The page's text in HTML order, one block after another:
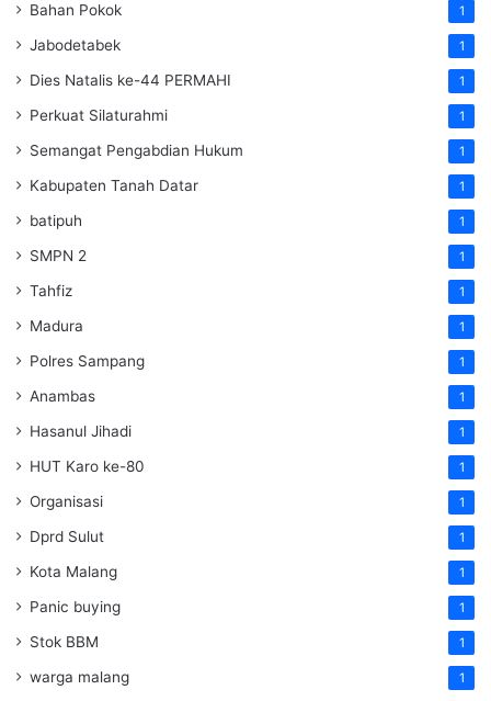
Bahan Pokok 1
Jabodetabek 1
Dies Natalis ke-44 PERMAHI 1
Perkuat Silaturahmi 1
Semangat Pengabdian Hukum 1
Kabupaten Tanah Datar 1
batipuh 1
SMPN 2 1
Tahfiz 1
Madura 1
Polres Sampang 1
Anambas 1
Hasanul Jihadi 1
HUT Karo ke-80 1
Organisasi 1
Dprd Sulut 1
Kota Malang 1
Panic buying 1
Stok BBM 1
warga malang 1